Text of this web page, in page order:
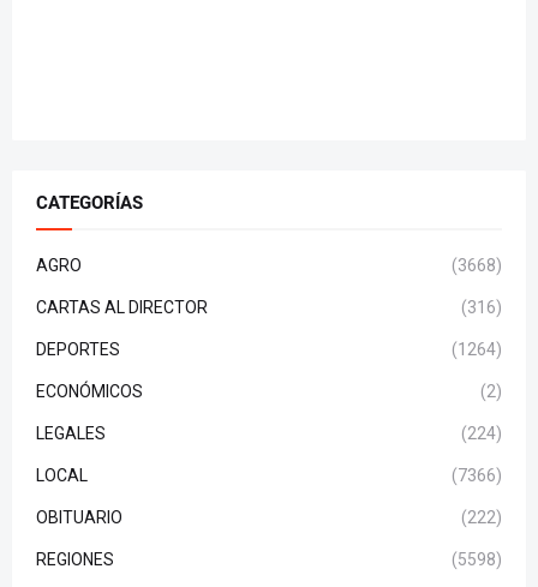
CATEGORÍAS
AGRO (3668)
CARTAS AL DIRECTOR (316)
DEPORTES (1264)
ECONÓMICOS (2)
LEGALES (224)
LOCAL (7366)
OBITUARIO (222)
REGIONES (5598)